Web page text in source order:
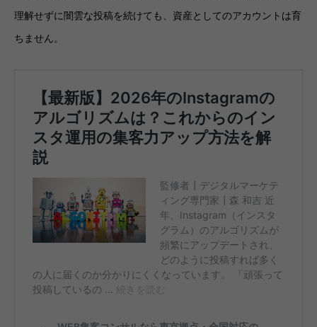
理解せずに闇雲な投稿を続けても、資産としてのアカウントは育
ちません。